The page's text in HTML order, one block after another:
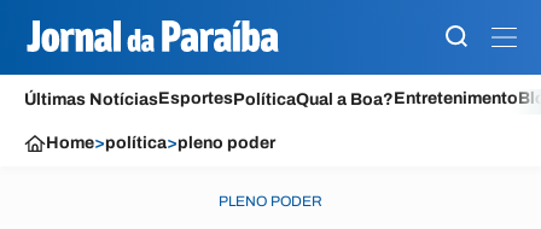
Últimas NotíciasEsportesPolíticaQual a Boa?Entretenimento
Home>política>pleno poder
PLENO PODER